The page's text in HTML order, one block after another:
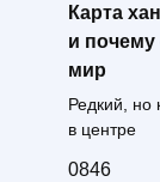
Карта
и почему
мир
Редкий, но
в центре
0846